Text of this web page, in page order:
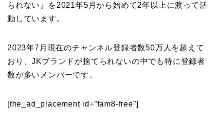
られない』を2021年5月から始めて2年以上に渡って活
動しています。
2023年7月現在のチャンネル登録者数50万人を超えて
おり、JKブランドが捨てられないの中でも特に登録者
数が多いメンバーです。
[the_ad_placement id=”fam8-free”]